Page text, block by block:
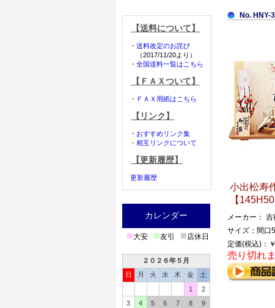
【送料について】
・ 送料改定のお詫び
（2017/11/20より）
・ 全国送料一覧はこちら
【ＦＡＸついて】
・ ＦＡＸ用紙はこちら
【リンク】
・ おすすめリンク集
・ 相互リンクについて
【更新履歴】
更新履歴
カレンダー
■大安 ■友引 ■店休日
２０２６年５月
日
月 火 水 木 金
土
1
2
3
4 5 6 7 8
9
No. HNY-
小出松寿
【
メーカー：
サイズ：間口
定価(税込)：
売り切れ